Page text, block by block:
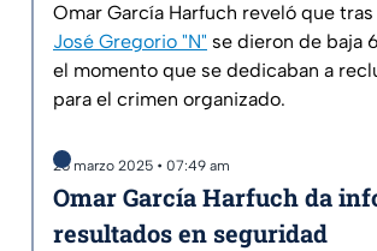
Omar García Harfuch reveló que
José Gregorio "N" se dieron de baja
el momento que se dedicaban a
para el crimen organizado.
25 marzo 2025 • 07:49 am
Omar García Harfuch da
resultados en seguridad